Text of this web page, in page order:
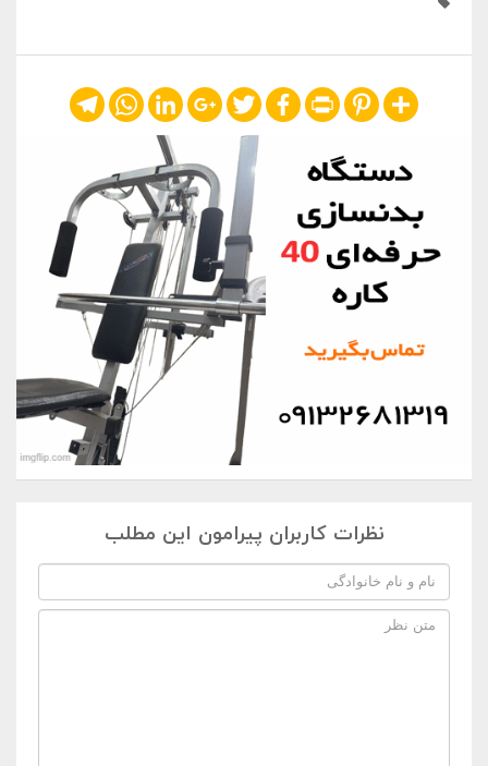
Share
Pinterest
Print
Facebook
Twitter
Google+
LinkedIn
WhatsApp
Telegram
نظرات کاربران پیرامون این مطلب